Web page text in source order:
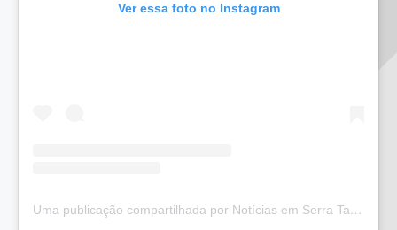
Ver essa foto no Instagram
Uma publicação compartilhada por Notícias em Serra Talhada (@bloglucianarego)